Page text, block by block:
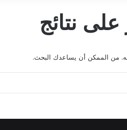
على نتائج
من الممكن أن يساعدك البحث.